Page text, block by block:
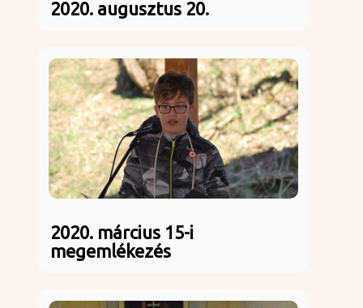
2020. augusztus 20.
2020. március 15-i
megemlékezés